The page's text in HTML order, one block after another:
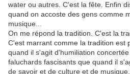
water ou autres. C'est la fête. Enfin
quand on accoste des gens comme
musique...
On me répond la tradition. C'est la
C'est marrant comme la tradition est
quand il s'agit d'humiliation
faluchards fascisants que quand il
de savoir et de culture et de musique...